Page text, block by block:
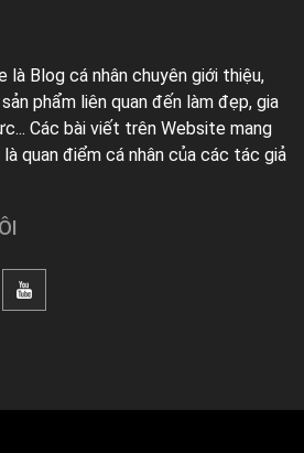
là Blog cá nhân chuyên giới thiệu,
phẩm liên quan đến làm đẹp, gia
Các bài viết trên Website mang
quan điểm cá nhân của các tác giả